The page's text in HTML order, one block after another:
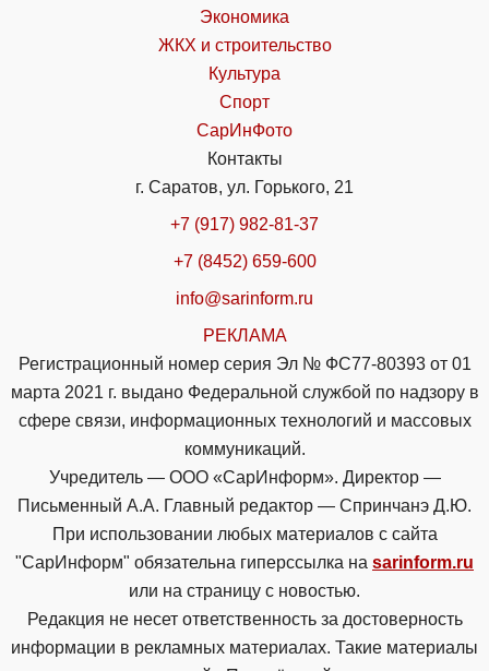
Экономика
ЖКХ и строительство
Культура
Спорт
СарИнФото
Контакты
г. Саратов, ул. Горького, 21
+7 (917) 982-81-37
+7 (8452) 659-600
info@sarinform.ru
РЕКЛАМА
Регистрационный номер серия Эл № ФС77-80393 от 01
марта 2021 г. выдано Федеральной службой по надзору в
сфере связи, информационных технологий и массовых
коммуникаций.
Учредитель — ООО «СарИнформ». Директор —
Письменный А.А. Главный редактор — Спринчанэ Д.Ю.
При использовании любых материалов с сайта
"СарИнформ" обязательна гиперссылка на sarinform.ru
или на страницу с новостью.
Редакция не несет ответственность за достоверность
информации в рекламных материалах. Такие материалы